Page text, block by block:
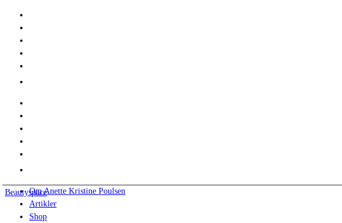
Om Anette Kristine Poulsen
Artikler
Shop
Beautyspace